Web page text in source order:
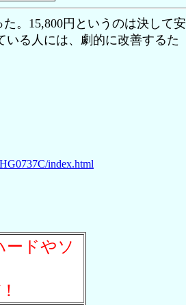
。15,800円というのは決して安
いる人には、劇的に改善するた
index.html
ードやソ